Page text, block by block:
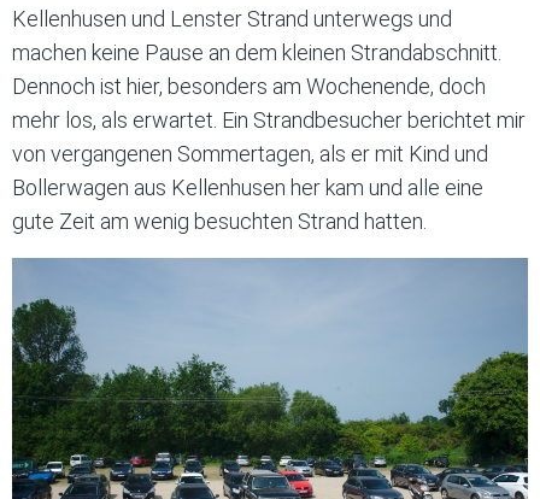
Kellenhusen und Lenster Strand unterwegs und
machen keine Pause an dem kleinen Strandabschnitt.
Dennoch ist hier, besonders am Wochenende, doch
mehr los, als erwartet. Ein Strandbesucher berichtet mir
von vergangenen Sommertagen, als er mit Kind und
Bollerwagen aus Kellenhusen her kam und alle eine
gute Zeit am wenig besuchten Strand hatten.